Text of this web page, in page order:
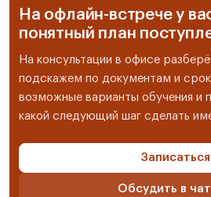
На офлайн-встрече у
понятный план
На консультации в офисе
подскажем по документам и
возможные варианты обучения и
какой следующий шаг сделать
Записаться
Обсудить в